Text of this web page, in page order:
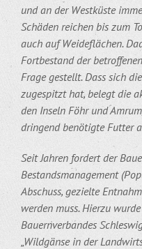
und an der Westküste
Schäden reichen bis zum
auch auf Weideflächen.
Fortbestand der
Frage gestellt. Dass sich
zugespitzt hat, belegt die
den Inseln Föhr und
dringend benötigte Futter
Seit Jahren fordert der
Bestandsmanagement
Abschuss, gezielte
werden muss. Hierzu
Bauernverbandes
„Wildgänse in der